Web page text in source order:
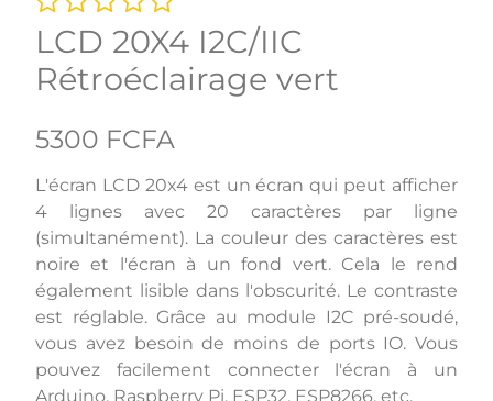
LCD 20X4 I2C/IIC
Rétroéclairage vert
5300 FCFA
L'écran LCD 20x4 est un écran qui peut afficher
4 lignes avec 20 caractères par ligne
(simultanément). La couleur des caractères est
noire et l'écran à un fond vert. Cela le rend
également lisible dans l'obscurité. Le contraste
est réglable. Grâce au module I2C pré-soudé,
vous avez besoin de moins de ports IO. Vous
pouvez facilement connecter l'écran à un
Arduino, Raspberry Pi, ESP32, ESP8266, etc.